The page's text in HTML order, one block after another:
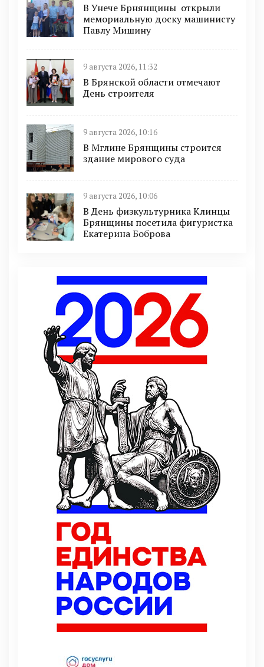
В Унече Брнянщины открыли
мемориальную доску машинисту
Павлу Мишину
9 августа 2026, 11:32
В Брянской области отмечают
День строителя
9 августа 2026, 10:16
В Мглине Брянщины строится
здание мирового суда
9 августа 2026, 10:06
В День физкультурника Клинцы
Брянщины посетила фигуристка
Екатерина Боброва